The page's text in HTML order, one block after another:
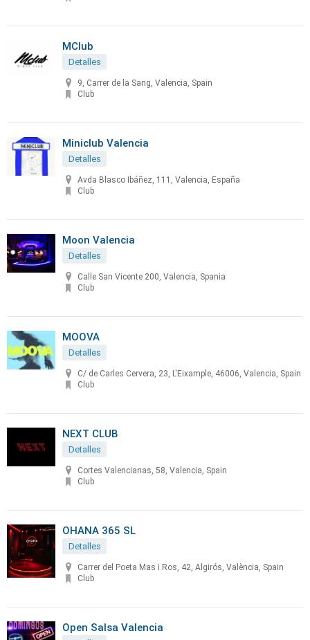
MClub
Detalles
9, Carrer de la Sang, Valencia, Spain
Club
Miniclub Valencia
Detalles
Avda Blasco Ibáñez, 111, Valencia, España
Club
Moon Valencia
Detalles
Calle San Vicente 200, Valencia, Spania
Club
MOOVA
Detalles
C/ de Carles Cervera, 23, L'Eixample, 46006, Valencia, Spain
Club
NEXT CLUB
Detalles
Cortes Valencianas, 58, Valencia, Spain
Club
OHANA 365 SL
Detalles
Carrer del Poeta Mas i Ros, 42, Algirós, València, Spain
Club
Open Salsa Valencia